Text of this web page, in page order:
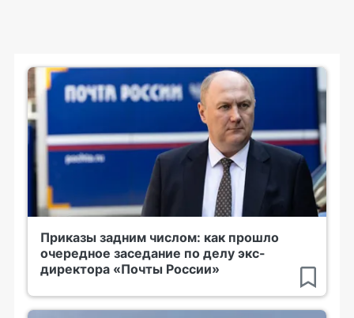
Приказы задним числом: как прошло
очередное заседание по делу экс-
директора «Почты России»